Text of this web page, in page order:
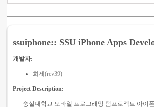
ssuiphone:: SSU iPhone Apps
개발자:
희제(rev39)
Project Description:
숭실대학교 모바일 프로그래밍 텀프로젝트 아이